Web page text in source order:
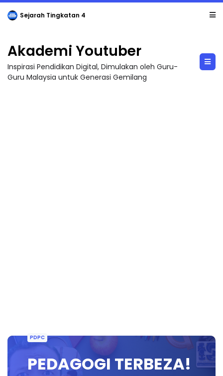
Sejarah Tingkatan 4
Akademi Youtuber
Inspirasi Pendidikan Digital, Dimulakan oleh Guru-
Guru Malaysia untuk Generasi Gemilang
PDPC
PEDAGOGI TERBEZA!